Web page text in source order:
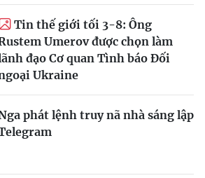
Tin thế giới tối 3-8: Ông
Umerov được chọn làm
đạo Cơ quan Tình báo Đối
Ukraine
phát lệnh truy nã nhà sáng lập